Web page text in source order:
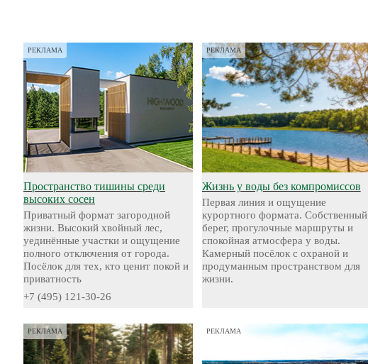
РЕКЛАМА
Пространство тишины среди
высоких сосен
Приватный формат загородной
жизни. Высокий хвойный лес,
уединённые участки и ощущение
полного отключения от города.
Посёлок для тех, кто ценит покой и
приватность
+7 (495) 121-30-26
РЕКЛАМА
Жизнь у воды без компромиссов
Первая линия и ощущение
курортного формата. Собственный
берег, прогулочные маршруты и
спокойная атмосфера у воды.
Камерный посёлок с охраной и
продуманным пространством для
жизни.
РЕКЛАМА РЕКЛАМА